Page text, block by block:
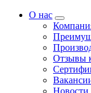
О нас
Отзывы
Новости